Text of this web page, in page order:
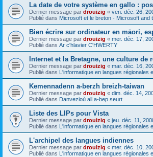
La date de votre système en gallo :
Dernier message par drouizig « ven. déc. 26,
Publié dans Microsoft et le breton - Microsoft and
Bien écrire sur ordinateur en māori,
Dernier message par drouizig « mer. déc. 17,
Publié dans Ar c'hlavier C'HWERTY
Internet et la Bretagne, une culture de
Dernier message par drouizig « mar. déc. 16,
Publié dans L'informatique en langues régionales
Kemennadenn a-berzh breizh-taiwan
Dernier message par drouizig « dim. déc. 14,
Publié dans Danvezioù all a-bep seurt
Liste des LIPs pour Vista
Dernier message par drouizig « jeu. déc. 11,
Publié dans L'informatique en langues régionales
L'archipel des langues indiennes
Dernier message par drouizig « mer. déc. 10,
Publié dans L'informatique en langues régionales